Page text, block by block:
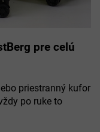
pre celú
priestranný kufor
po ruke to